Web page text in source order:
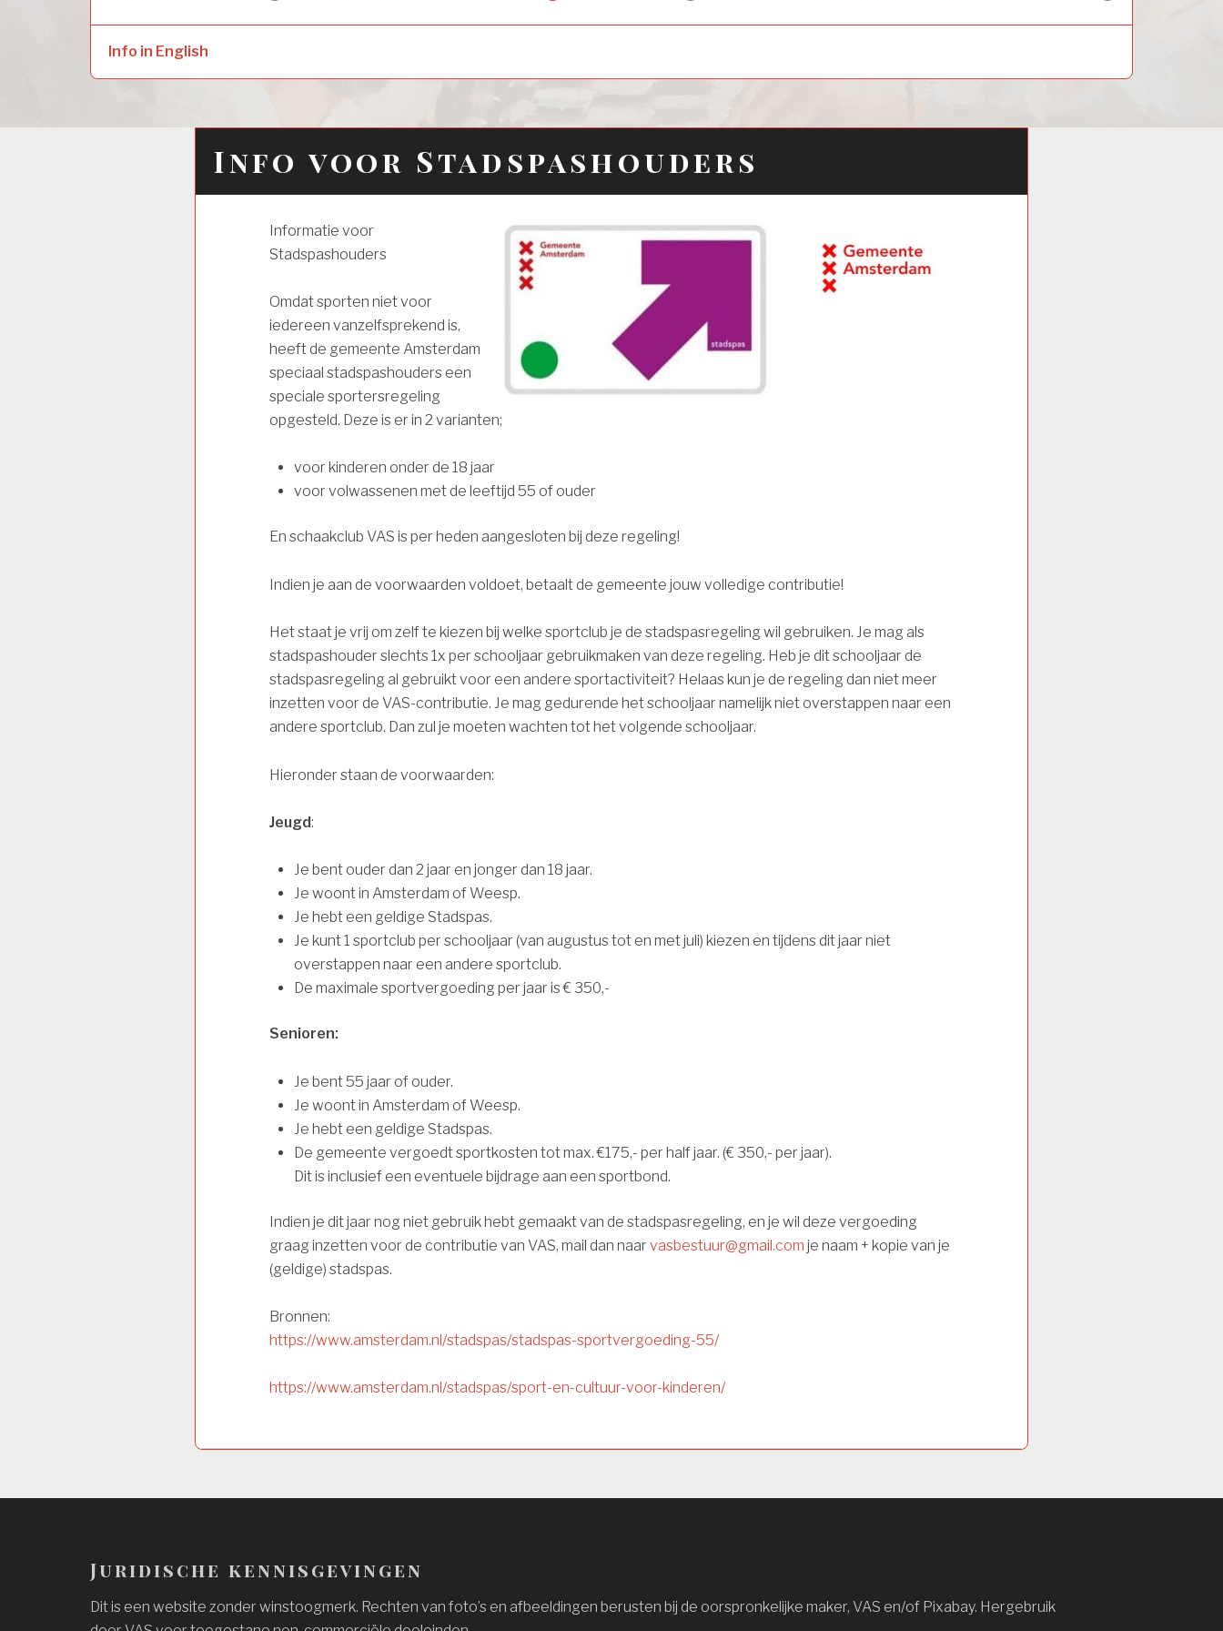
menu
menu
menu
Info in English
Info voor Stadspashouders
Informatie voor
Stadspashouders
Omdat sporten niet voor
iedereen vanzelfsprekend is,
heeft de gemeente Amsterdam
speciaal stadspashouders een
speciale sportersregeling
opgesteld. Deze is er in 2 varianten;
voor kinderen onder de 18 jaar
voor volwassenen met de leeftijd 55 of ouder
En schaakclub VAS is per heden aangesloten bij deze regeling!
Indien je aan de voorwaarden voldoet, betaalt de gemeente jouw volledige contributie!
Het staat je vrij om zelf te kiezen bij welke sportclub je de stadspasregeling wil gebruiken. Je mag als
stadspashouder slechts 1x per schooljaar gebruikmaken van deze regeling. Heb je dit schooljaar de
stadspasregeling al gebruikt voor een andere sportactiviteit? Helaas kun je de regeling dan niet meer
inzetten voor de VAS-contributie. Je mag gedurende het schooljaar namelijk niet overstappen naar een
andere sportclub. Dan zul je moeten wachten tot het volgende schooljaar.
Hieronder staan de voorwaarden:
Jeugd:
Je bent ouder dan 2 jaar en jonger dan 18 jaar.
Je woont in Amsterdam of Weesp.
Je hebt een geldige Stadspas.
Je kunt 1 sportclub per schooljaar (van augustus tot en met juli) kiezen en tijdens dit jaar niet
overstappen naar een andere sportclub.
De maximale sportvergoeding per jaar is € 350,-
Senioren:
Je bent 55 jaar of ouder.
Je woont in Amsterdam of Weesp.
Je hebt een geldige Stadspas.
De gemeente vergoedt sportkosten tot max. €175,- per half jaar. (€ 350,- per jaar).
Dit is inclusief een eventuele bijdrage aan een sportbond.
Indien je dit jaar nog niet gebruik hebt gemaakt van de stadspasregeling, en je wil deze vergoeding
graag inzetten voor de contributie van VAS, mail dan naar vasbestuur@gmail.com je naam + kopie van je
(geldige) stadspas.
Bronnen:
https://www.amsterdam.nl/stadspas/stadspas-sportvergoeding-55/
https://www.amsterdam.nl/stadspas/sport-en-cultuur-voor-kinderen/
Juridische kennisgevingen
Dit is een website zonder winstoogmerk. Rechten van foto’s en afbeeldingen berusten bij de oorspronkelijke maker, VAS en/of Pixabay. Hergebruik